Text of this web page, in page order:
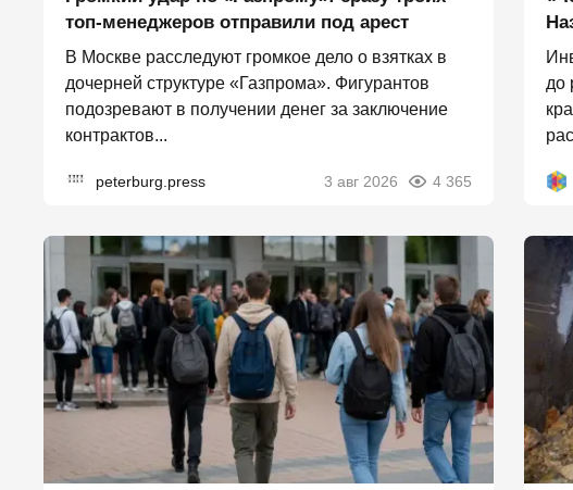
топ-менеджеров отправили под арест
В Москве расследуют громкое дело о взятках в
дочерней структуре «Газпрома». Фигурантов
подозревают в получении денег за заключение
контрактов...
peterburg.press 3 авг 2026 4 365
до